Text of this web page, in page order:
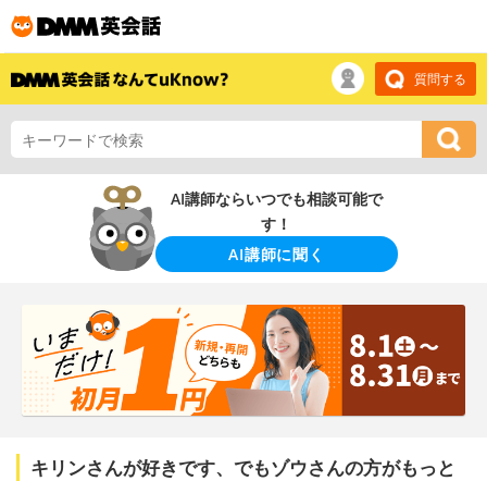
質問する
AI講師ならいつでも相談可能で
す！
AI講師に聞く
キリンさんが好きです、でもゾウさんの方がもっと